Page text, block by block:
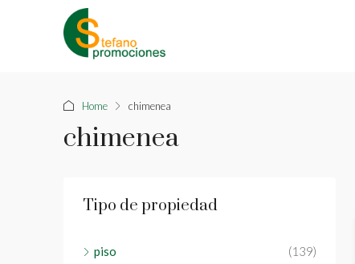
Home chimenea
chimenea
Tipo de propiedad
piso
(139)